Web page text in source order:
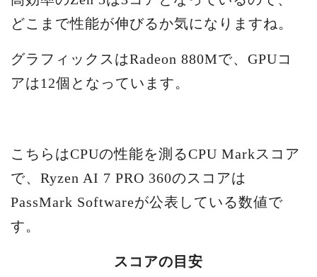
どこまで性能が伸びるか気になりますね。
グラフィックスはRadeon 880Mで、GPUコ
アは12個となっています。
こちらはCPUの性能を測るCPU Markスコア
で、Ryzen AI 7 PRO 360のスコアは
PassMark Softwareが公表している数値で
す。
スコアの目安